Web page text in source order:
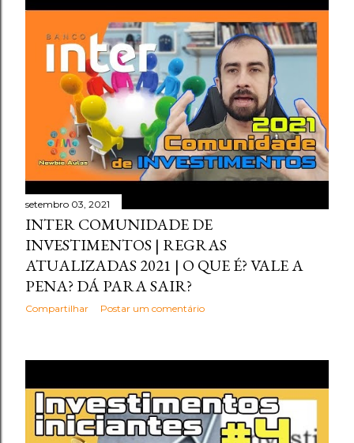
setembro 03, 2021
INTER COMUNIDADE DE
INVESTIMENTOS | REGRAS
ATUALIZADAS 2021 | O QUE É? VALE A
PENA? DÁ PARA SAIR?
Compartilhar Postar um comentário